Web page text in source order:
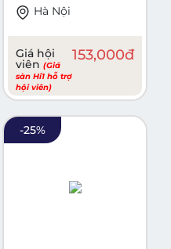
Hà Nội
Giá hội
viên (Giá
sàn Hi1 hỗ trợ
hội viên)
153,000đ
-25%